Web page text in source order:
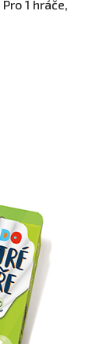
1 hráče,